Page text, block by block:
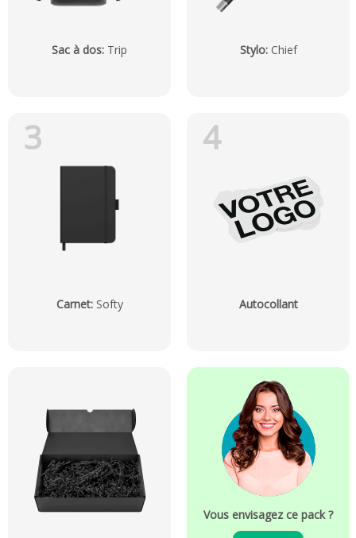
Sac à dos: Trip Stylo: Chief
3
Carnet: Softy
4
Autocollant
Vous envisagez ce pack ?